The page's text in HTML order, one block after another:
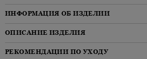
ИНФОРМАЦИЯ ОБ ИЗДЕЛИИ
Материал: панейлон 90%, эластан 10%
Стиль: Лифы бикини
Цвет: Синий
Артикул: Zoe bluette ar
ОПИСАНИЕ ИЗДЕЛИЯ
Лиф с треугольными чашечками от MC2
РЕКОМЕНДАЦИИ ПО УХОДУ